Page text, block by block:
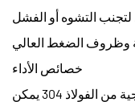
التشوه أو الفشل
خصائص الأداء
مقاومة درجات الحرارة العالية: حلقة خارجية من الفولاذ 304 يمكن